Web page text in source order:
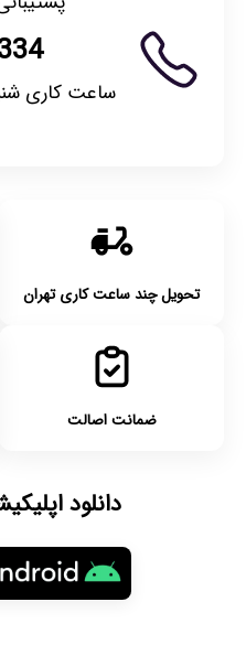
تحویل چند ساعت کاری تهران
ضمانت اصالت
دانلود